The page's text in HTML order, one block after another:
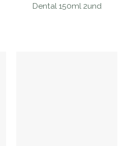
Dental 150ml 2und